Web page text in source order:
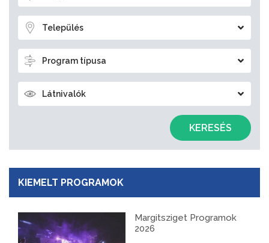
Település
Program típusa
Látnivalók
KERESÉS
KIEMELT PROGRAMOK
Margitsziget Programok
2026